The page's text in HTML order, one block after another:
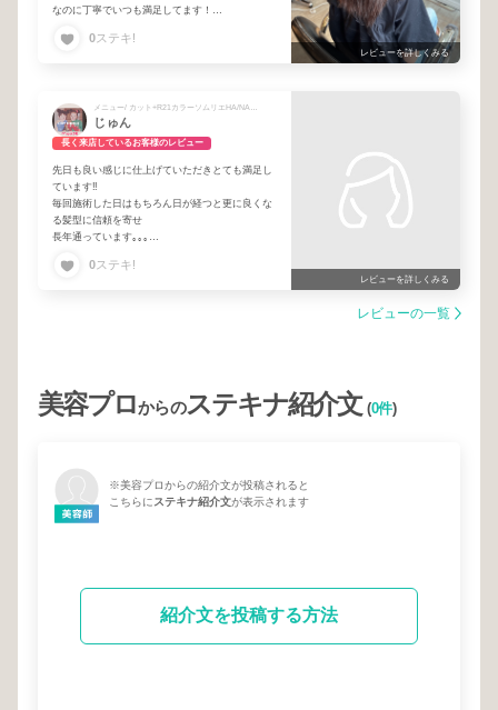
なのに丁寧でいつも満足してます！
0ステキ!
レビューを詳しくみる
じゅん
長く来店しているお客様のレビュー
先日も良い感じに仕上げていただきとても満足し
ています‼︎
毎回施術した日はもちろん日が経つと更に良くな
る髪型に信頼を寄せ
長年通っています｡｡｡
0ステキ!
レビューを詳しくみる
レビューの一覧
美容プロからのステキナ紹介文(0件)
※美容プロからの紹介文が投稿されると
こちらにステキナ紹介文が表示されます
紹介文を投稿する方法